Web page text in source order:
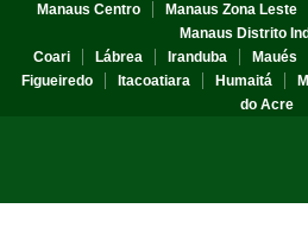
Manaus Centro Manaus Zona Leste
Manaus Distrito
Coari
Lábrea Iranduba Maués
Figueiredo
Itacoatiara Humaitá
do Acre